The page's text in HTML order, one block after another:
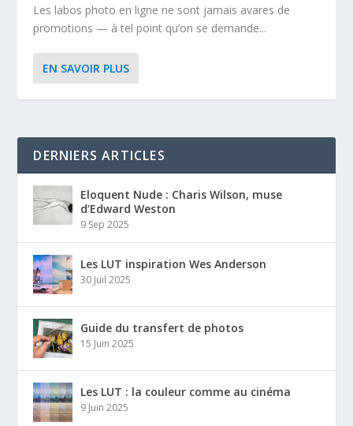
Les labos photo en ligne ne sont jamais avares de
promotions — à tel point qu’on se demande...
EN SAVOIR PLUS
DERNIERS ARTICLES
Eloquent Nude : Charis Wilson, muse
d’Edward Weston
9 Sep 2025
Les LUT inspiration Wes Anderson
30 Juil 2025
Guide du transfert de photos
15 Juin 2025
Les LUT : la couleur comme au cinéma
9 Juin 2025